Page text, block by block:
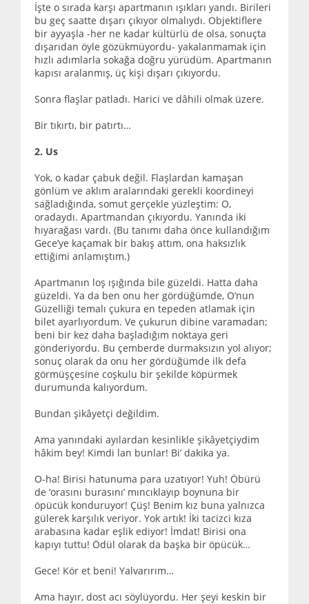
İşte o sırada karşı apartmanın ışıkları yandı. Birileri
bu geç saatte dışarı çıkıyor olmalıydı. Objektiflere
bir ayyaşla -her ne kadar kültürlü de olsa, sonuçta
dışarıdan öyle gözükmüyordu- yakalanmamak için
hızlı adımlarla sokağa doğru yürüdüm. Apartmanın
kapısı aralanmış, üç kişi dışarı çıkıyordu.
Sonra flaşlar patladı. Harici ve dâhili olmak üzere.
Bir tıkırtı, bir patırtı…
2. Us
Yok, o kadar çabuk değil. Flaşlardan kamaşan
gönlüm ve aklım aralarındaki gerekli koordineyi
sağladığında, somut gerçekle yüzleştim: O,
oradaydı. Apartmandan çıkıyordu. Yanında iki
hıyarağası vardı. (Bu tanımı daha önce kullandığım
Gece’ye kaçamak bir bakış attım, ona haksızlık
ettiğimi anlamıştım.)
Apartmanın loş ışığında bile güzeldi. Hatta daha
güzeldi. Ya da ben onu her gördüğümde, O’nun
Güzelliği temalı çukura en tepeden atlamak için
bilet ayarlıyordum. Ve çukurun dibine varamadan;
beni bir kez daha başladığım noktaya geri
gönderiyordu. Bu çemberde durmaksızın yol alıyor;
sonuç olarak da onu her gördüğümde ilk defa
görmüşçesine coşkulu bir şekilde köpürmek
durumunda kalıyordum.
Bundan şikâyetçi değildim.
Ama yanındaki ayılardan kesinlikle şikâyetçiydim
hâkim bey! Kimdi lan bunlar! Bi’ dakika ya.
O-ha! Birisi hatunuma para uzatıyor! Yuh! Öbürü
de ‘orasını burasını’ mıncıklayıp boynuna bir
öpücük konduruyor! Çüş! Benim kız buna yalnızca
gülerek karşılık veriyor. Yok artık! İki tacizci kıza
arabasına kadar eşlik ediyor! İmdat! Birisi ona
kapıyı tuttu! Ödül olarak da başka bir öpücük…
Gece! Kör et beni! Yalvarırım…
Ama hayır, dost acı söylüyordu. Her şeyi keskin bir